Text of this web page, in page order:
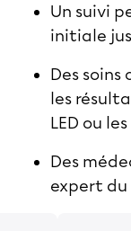
Un suivi
initiale
Des
les
LED ou
Des
expert du